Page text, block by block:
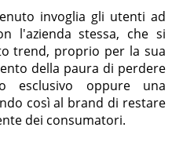
invoglia gli utenti ad
l'azienda stessa, che si
trend, proprio per la sua
della paura di perdere
esclusivo oppure una
così al brand di restare
dei consumatori.